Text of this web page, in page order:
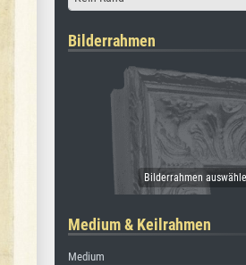
Bilderrahmen
Medium & Keilrahmen
Medium